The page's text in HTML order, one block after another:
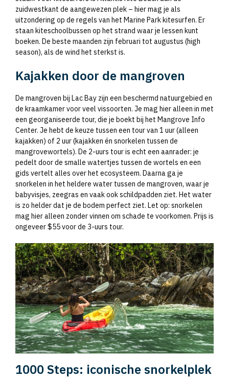
zuidwestkant de aangewezen plek – hier mag je als
uitzondering op de regels van het Marine Park kitesurfen. Er
staan kiteschoolbussen op het strand waar je lessen kunt
boeken. De beste maanden zijn februari tot augustus (high
season), als de wind het sterkst is.
Kajakken door de mangroven
De mangroven bij Lac Bay zijn een beschermd natuurgebied en
de kraamkamer voor veel vissoorten. Je mag hier alleen in met
een georganiseerde tour, die je boekt bij het Mangrove Info
Center. Je hebt de keuze tussen een tour van 1 uur (alleen
kajakken) of 2 uur (kajakken én snorkelen tussen de
mangrovewortels). De 2-uurs tour is echt een aanrader: je
pedelt door de smalle watertjes tussen de wortels en een
gids vertelt alles over het ecosysteem. Daarna ga je
snorkelen in het heldere water tussen de mangroven, waar je
babyvisjes, zeegras en vaak ook schildpadden ziet. Het water
is zo helder dat je de bodem perfect ziet. Let op: snorkelen
mag hier alleen zonder vinnen om schade te voorkomen. Prijs is
ongeveer $55 voor de 3-uurs tour.
1000 Steps: iconische snorkelplek